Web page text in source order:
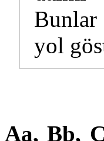
Bunlar
yol
Aa, Bb,